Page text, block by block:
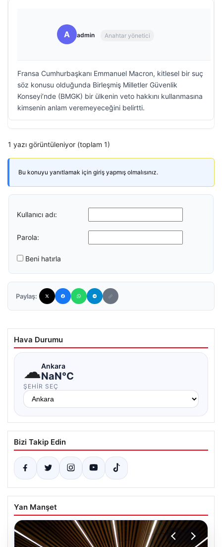
A admin Anahtar yönetici
Fransa Cumhurbaşkanı Emmanuel Macron, kitlesel bir suç
söz konusu olduğunda Birleşmiş Milletler Güvenlik
Konseyi’nde (BMGK) bir ülkenin veto hakkını kullanmasına
kimsenin anlam veremeyeceğini belirtti.
1 yazı görüntüleniyor (toplam 1)
Bu konuyu yanıtlamak için giriş yapmış olmalısınız.
Kullanıcı adı:
Parola:
Beni hatırla
Paylaş:
Hava Durumu
☁Ankara
NaN°C
ŞEHIR SEÇ
Bizi Takip Edin
Yan Manşet